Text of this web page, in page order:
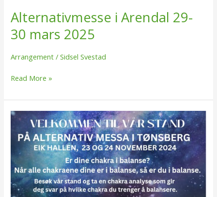
Alternativmesse i Arendal 29-
30 mars 2025
Arrangement /Sidsel Svestad
Read More »
Alternativmesse
Tønsberg
24
November
2024